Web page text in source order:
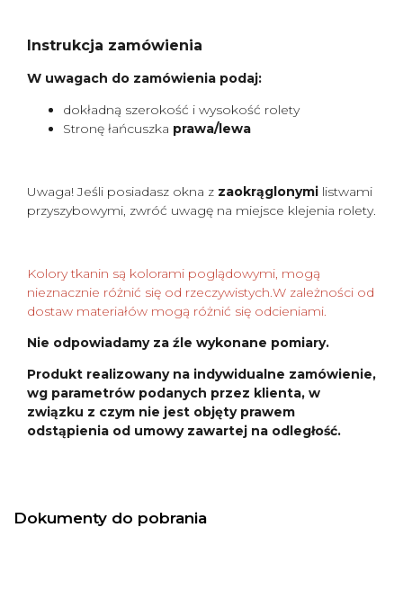
Instrukcja zamówienia
W uwagach do zamówienia podaj:
dokładną szerokość i wysokość rolety
Stronę łańcuszka prawa/lewa
Uwaga! Jeśli posiadasz okna z zaokrąglonymi listwami
przyszybowymi, zwróć uwagę na miejsce klejenia rolety.
Kolory tkanin są kolorami poglądowymi, mogą
nieznacznie różnić się od rzeczywistych.W zależności od
dostaw materiałów mogą różnić się odcieniami.
Nie odpowiadamy za źle wykonane pomiary.
Produkt realizowany na indywidualne zamówienie,
wg parametrów podanych przez klienta, w
związku z czym nie jest objęty prawem
odstąpienia od umowy zawartej na odległość.
Dokumenty do pobrania